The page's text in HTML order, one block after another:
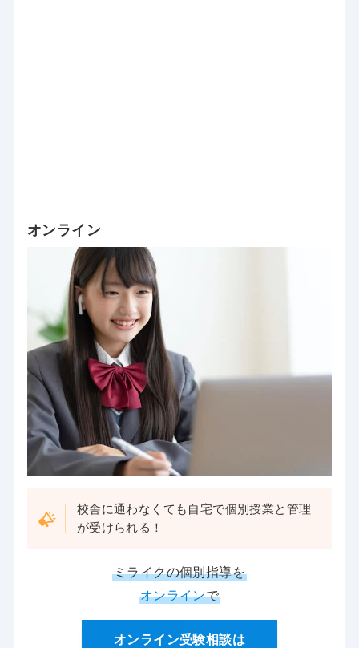
オンライン
校舎に通わなくても自宅で個別授業と管理
が受けられる！
ミライクの個別指導を
オンラインで
オンライン受験相談は